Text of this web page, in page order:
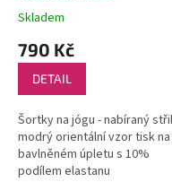
Skladem
790 Kč
DETAIL
Šortky na jógu - nabíraný
modrý orientální vzor tisk na
bavlněném úpletu s 10%
podílem elastanu